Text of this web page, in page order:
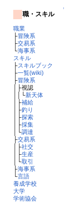
↑
職・スキル
職業
├冒険系
├交易系
└海事系
スキル
├スキルブック
├一覧(wiki)
├冒険系
│├視認
││└新天体
│├補給
│├釣り
│├探索
│├採集
│└調達
├交易系
│├社交
│├生産
│└取引
├海事系
└言語
養成学校
大学
学術協会